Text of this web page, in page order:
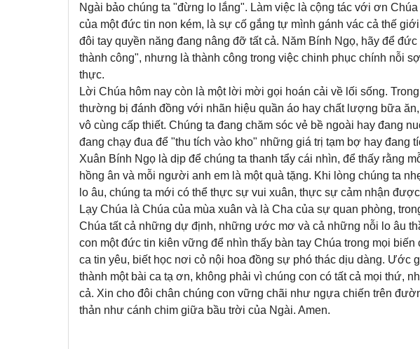
Ngài bảo chúng ta "đừng lo lắng". Làm việc là cộng tác với ơn
của một đức tin non kém, là sự cố gắng tự mình gánh vác cả thế
đôi tay quyền năng đang nâng đỡ tất cả. Năm Bính Ngọ, hãy để
thành công", nhưng là thành công trong việc chinh phục chính nỗi
thực.
Lời Chúa hôm nay còn là một lời mời gọi hoán cải về lối sống.
thường bị đánh đồng với nhãn hiệu quần áo hay chất lượng bữa
vô cùng cấp thiết. Chúng ta đang chăm sóc vẻ bề ngoài hay đang
đang chạy đua để "thu tích vào kho" những giá trị tạm bợ hay đang
Xuân Bính Ngọ là dịp để chúng ta thanh tẩy cái nhìn, để thấy rằng
hồng ân và mỗi người anh em là một quà tặng. Khi lòng chúng ta
lo âu, chúng ta mới có thể thực sự vui xuân, thực sự cảm nhận
Lạy Chúa là Chúa của mùa xuân và là Cha của sự quan phòng,
Chúa tất cả những dự định, những ước mơ và cả những nỗi lo âu
con một đức tin kiên vững để nhìn thấy bàn tay Chúa trong mọi
ca tin yêu, biết học nơi cỏ nội hoa đồng sự phó thác dịu dàng. Ước
thành một bài ca tạ ơn, không phải vì chúng con có tất cả mọi thứ,
cả. Xin cho đôi chân chúng con vững chãi như ngựa chiến trên
thản như cánh chim giữa bầu trời của Ngài. Amen.